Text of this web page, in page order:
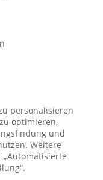
personalisieren
optimieren,
und
Weitere